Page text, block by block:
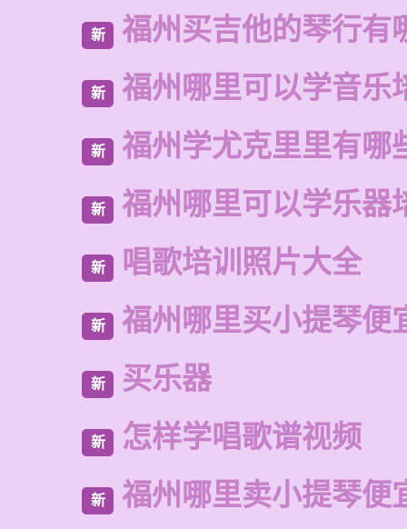
新 福州买吉他的琴行有
新 福州哪里可以学音乐
新 福州学尤克里里有哪
新 福州哪里可以学乐器
新 唱歌培训照片大全
新 福州哪里买小提琴便
新 买乐器
新 怎样学唱歌谱视频
新 福州哪里卖小提琴便